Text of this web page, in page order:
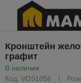
Кронштейн
графит
В наличии
Код: VDS1056